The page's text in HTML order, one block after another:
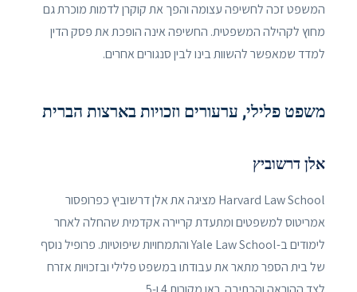
המשפט זכה לחשיפה עצומה והפך את קוקרן לדמות מוכרת גם
מחוץ לקהילה המשפטית. החשיפה אינה הופכת את פסק הדין
למדד שמאפשר להשוות בינו לבין סנגורים אחרים.
משפט פלילי, ערעורים וזכויות בארצות הברית
אלן דרשוביץ
Harvard Law School מציגה את אלן דרשוביץ כפרופסור
אמריטוס למשפטים ומתעדת קריירה אקדמית שהחלה לאחר
לימודים ב-Yale Law School והתמחויות שיפוטיות. פרופיל נוסף
של בית הספר מתאר את עבודתו במשפט פלילי ובזכויות אזרח